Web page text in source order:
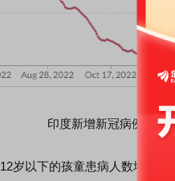
印度新增新冠病例重回
以下的孩童患病人数增加，